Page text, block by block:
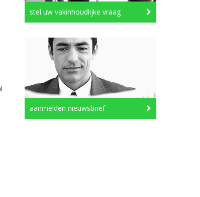
stel uw vakinhoudlijke vraag
aanmelden nieuwsbrief